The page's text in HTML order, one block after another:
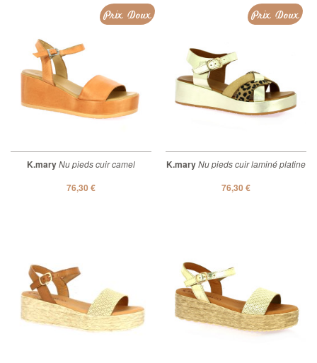
K.maryNu pieds cuir camel
76,30 €
Prix Doux
K.maryNu pieds cuir laminé platine
76,30 €
Prix Doux